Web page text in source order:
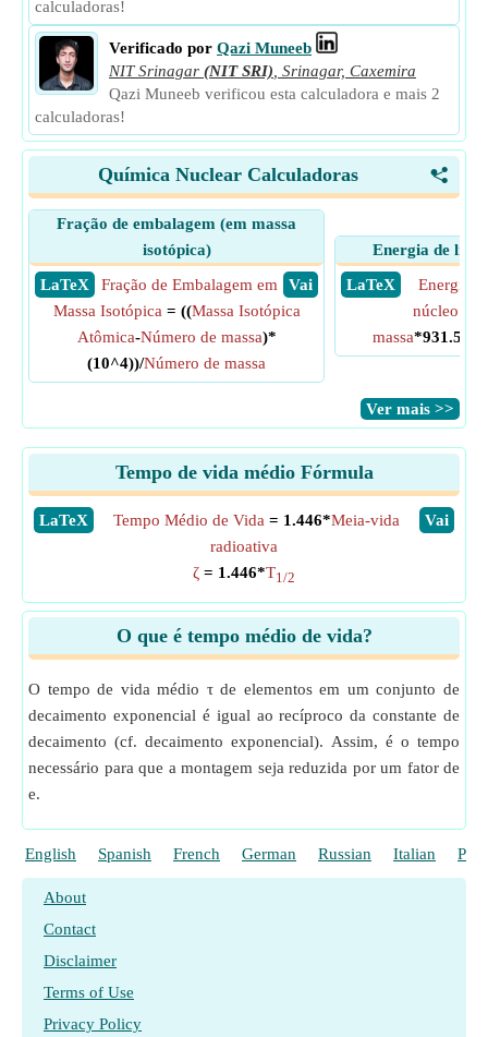
calculadoras!
Verificado por Qazi Muneeb
NIT Srinagar (NIT SRI) Srinagar, Caxemira
Qazi Muneeb verificou esta calculadora e mais 2
calculadoras!
<
Química Nuclear Calculadoras
Fração de embalagem (em massa
isotópica)
​ LaTeX
​ Vai
Fração de Embalagem em
Massa Isotópica = ((Massa Isotópica
Atômica-Número de massa)*
(10^4))/Número de massa
Energia de
​ LaTeX
Energia
núcleo
massa*931.5)/
​Ver mais >>
Tempo de vida médio Fórmula
​LaTeX ​Vai
Tempo Médio de Vida = 1.446*Meia-vida
radioativa
ζ = 1.446*T1/2
O que é tempo médio de vida?
O tempo de vida médio τ de elementos em um conjunto de
decaimento exponencial é igual ao recíproco da constante de
decaimento (cf. decaimento exponencial). Assim, é o tempo
necessário para que a montagem seja reduzida por um fator de
e.
English Spanish French German Russian Italian
About
Contact
Disclaimer
Terms of Use
Privacy Policy